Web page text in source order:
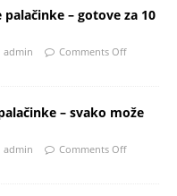
– gotove za 10
admin Comments Off
– svako može
admin Comments Off